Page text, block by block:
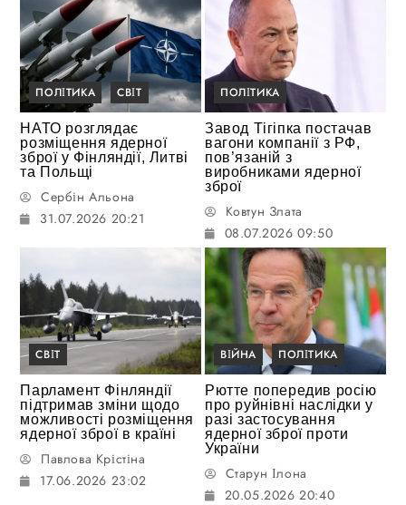
ПОЛІТИКА СВІТ
НАТО розглядає
розміщення ядерної
зброї у Фінляндії, Литві
та Польщі
Сербін Альона
31.07.2026 20:21
ПОЛІТИКА
Завод Тігіпка постачав
вагони компанії з РФ,
пов’язаній з
виробниками ядерної
зброї
Ковтун Злата
08.07.2026 09:50
СВІТ
Парламент Фінляндії
підтримав зміни щодо
можливості розміщення
ядерної зброї в країні
Павлова Крістіна
17.06.2026 23:02
ВІЙНА ПОЛІТИКА
Рютте попередив росію
про руйнівні наслідки у
разі застосування
ядерної зброї проти
України
Старун Ілона
20.05.2026 20:40